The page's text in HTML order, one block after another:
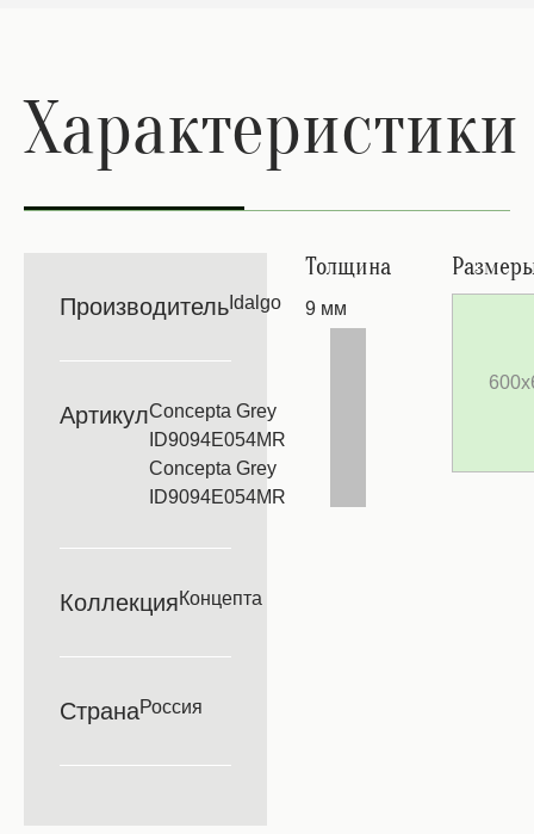
Характеристики
Производитель Idalgo
АртикулConcepta Grey
ID9094E054MR
Concepta Grey
ID9094E054MR
КоллекцияКонцепта
СтранаРоссия
Толщина
9 мм